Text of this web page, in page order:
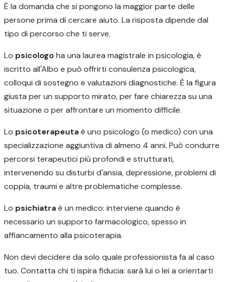
È la domanda che si pongono la maggior parte delle
persone prima di cercare aiuto. La risposta dipende dal
tipo di percorso che ti serve.
Lo psicologoha una laurea magistrale in psicologia, è
iscritto all'Albo e può offrirti consulenza psicologica,
colloqui di sostegno e valutazioni diagnostiche. È la figura
giusta per un supporto mirato, per fare chiarezza su una
situazione o per affrontare un momento difficile.
Lo psicoterapeutaè uno psicologo (o medico) con una
specializzazione aggiuntiva di almeno 4 anni. Può condurre
percorsi terapeutici più profondi e strutturati,
intervenendo su disturbi d'ansia, depressione, problemi di
coppia, traumi e altre problematiche complesse.
Lo psichiatraè un medico: interviene quando è
necessario un supporto farmacologico, spesso in
affiancamento alla psicoterapia.
Non devi decidere da solo quale professionista fa al caso
tuo. Contatta chi ti ispira fiducia: sarà lui o lei a orientarti